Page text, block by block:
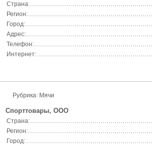
Страна:
Регион:
Город:
Адрес:
Телефон:
Интернет:
Рубрика: Мячи
Спорттовары, ООО
Страна:
Регион:
Город: